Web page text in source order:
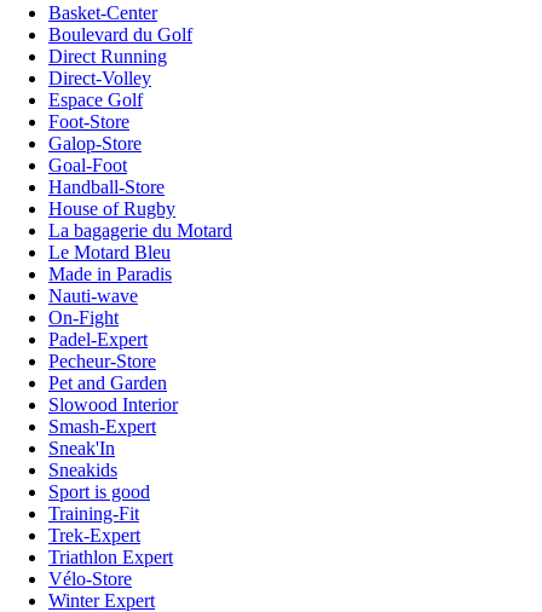
Basket-Center
Boulevard du Golf
Direct Running
Direct-Volley
Espace Golf
Foot-Store
Galop-Store
Goal-Foot
Handball-Store
House of Rugby
La bagagerie du Motard
Le Motard Bleu
Made in Paradis
Nauti-wave
On-Fight
Padel-Expert
Pecheur-Store
Pet and Garden
Slowood Interior
Smash-Expert
Sneak'In
Sneakids
Sport is good
Training-Fit
Trek-Expert
Triathlon Expert
Vélo-Store
Winter Expert